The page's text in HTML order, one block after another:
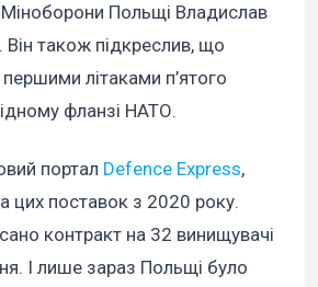
Міноборони Польщі Владислав
також підкреслив, що
літаками п’ятого
фланзі НАТО.
портал Defence Express,
цих поставок з 2020 року.
контракт на 32 винищувачі
І лише зараз Польщі було